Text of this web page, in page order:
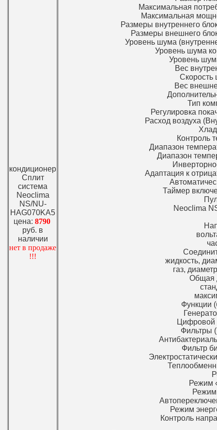
кондиционер
Сплит
система
Neoclima
NS/NU-
HAG070KA5
цена: 8790
руб. в
наличии
нет в продаже
!!!
Максимальная
Максимальная
Размеры внутреннего
Размеры внешнего
Уровень шума
Уровень шума
Уровень
Вес
Скорость
Вес
Тип
Регулировка
Расход воздуха
Контроль
Диапазон
Диапазон
Адаптация к
Таймер
Neoclima
жидкость,
газ,
Общая
Функции
Цифровой
Фильтры
Фильтр
Режим
Режим
Режим
Контроль